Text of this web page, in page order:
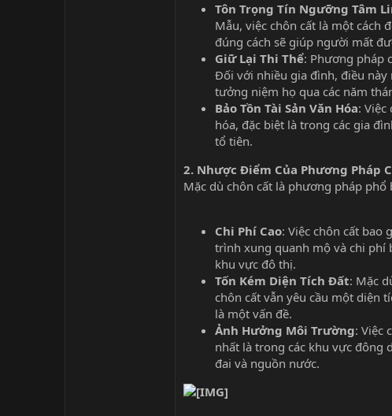
Tôn Trọng Tín Ngưỡng Tâm
Mẫu, việc chôn cất là một cách
đúng cách sẽ giúp người mất
Giữ Lại Thi Thể: Phương pháp
Đối với nhiều gia đình, điều này
tưởng niệm họ qua các năm
Bảo Tồn Tài Sản Văn Hóa:
hóa, đặc biệt là trong các gia
tổ tiên.
2. Nhược Điểm Của Phương Pháp
Mặc dù chôn cất là phương pháp
Chi Phí Cao: Việc chôn cất bao
trình xung quanh mộ và chi phí
khu vực đô thị.
Tốn Kém Diện Tích Đất: Mặc
chôn cất vẫn yêu cầu một diện
là một vấn đề.
Ảnh Hưởng Môi Trường: Việc
nhất là trong các khu vực đông
đai và nguồn nước.